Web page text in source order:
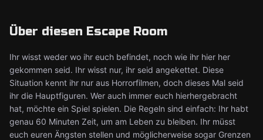
Über diesen Escape Room
Ihr wisst weder wo ihr euch befindet, noch wie ihr hier her
gekommen seid. Ihr wisst nur, ihr seid angekettet. Diese
Situation kennt ihr nur aus Horrorfilmen, doch dieses Mal seid
ihr die Hauptfiguren. Wer auch immer euch hierhergebracht
hat, möchte ein Spiel spielen. Die Regeln sind einfach: Ihr habt
genau 60 Minuten Zeit, um am Leben zu bleiben. Ihr müsst
euch euren Ängsten stellen und möglicherweise sogar Grenzen